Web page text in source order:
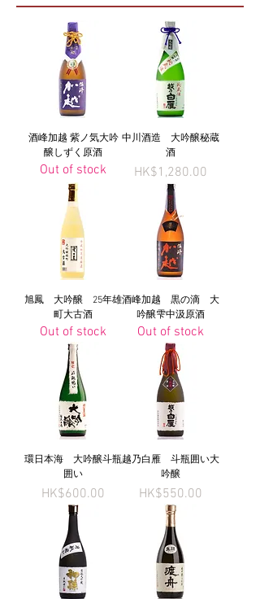
酒峰加越 紫ノ気大吟
醸しずく原酒
Out of stock
中川酒造 大吟醸秘蔵
酒
Price
HK$1,280.00
旭鳳 大吟醸 25年雄
町大古酒
Out of stock
酒峰加越 黒の滴 大
吟醸雫中汲原酒
Out of stock
環日本海 大吟醸斗瓶
囲い
Price
HK$600.00
越乃白雁 斗瓶囲い大
吟醸
Price
HK$550.00